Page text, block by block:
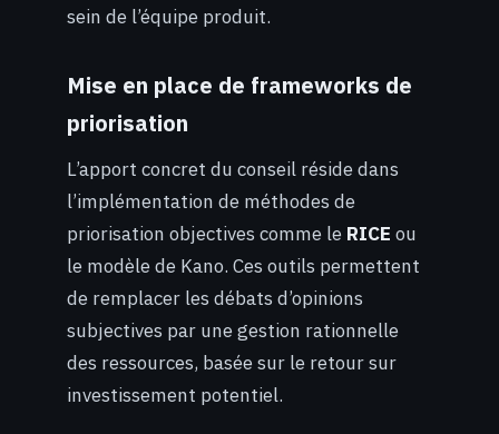
sein de l’équipe produit.
Mise en place de frameworks de
priorisation
L’apport concret du conseil réside dans
l’implémentation de méthodes de
priorisation objectives comme le RICE ou
le modèle de Kano. Ces outils permettent
de remplacer les débats d’opinions
subjectives par une gestion rationnelle
des ressources, basée sur le retour sur
investissement potentiel.